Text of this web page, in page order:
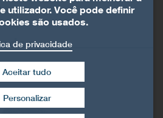
utilizador. Você pode definir
são usados.
de privacidade
Aceitar tudo
consentimento
Personalizar